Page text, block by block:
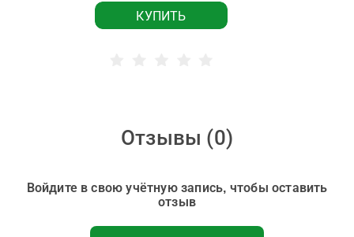
КУПИТЬ
Отзывы (0)
Войдите в свою учётную запись, чтобы оставить
отзыв